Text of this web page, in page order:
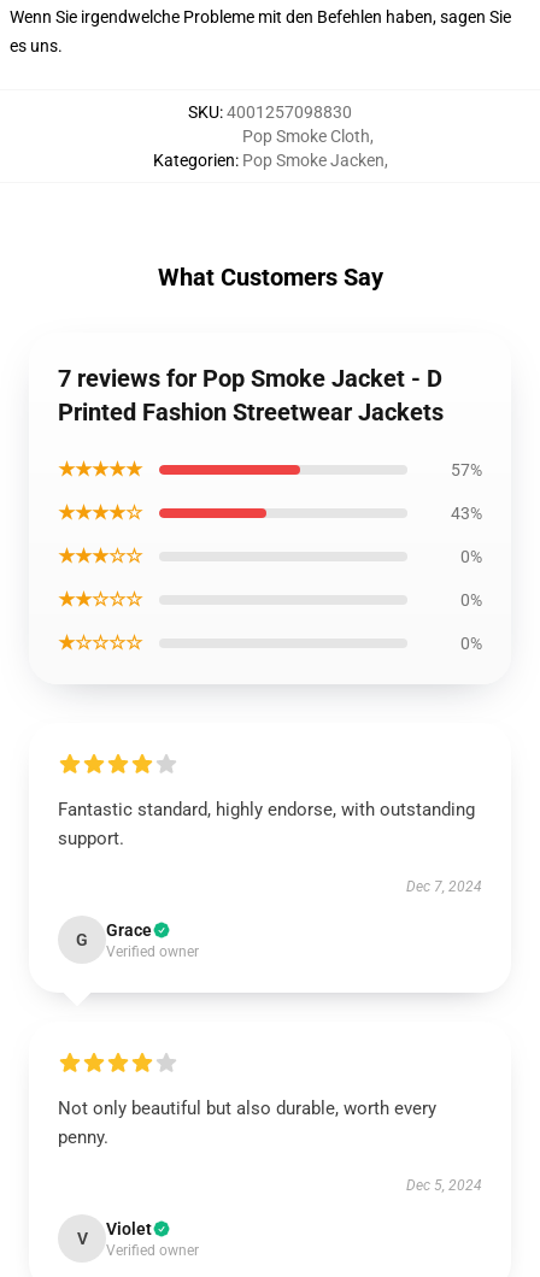
Wenn Sie irgendwelche Probleme mit den Befehlen haben, sagen Sie
es uns.
SKU:4001257098830
Kategorien:
Pop Smoke Cloth,
Pop Smoke Jacken,
What Customers Say
7 reviews for Pop Smoke Jacket - D
Printed Fashion Streetwear Jackets
★★★★★ 57%
★★★★☆ 43%
★★★☆☆ 0%
★★☆☆☆ 0%
★☆☆☆☆ 0%
Fantastic standard, highly endorse, with outstanding
support.
Dec 7, 2024
G Grace
Verified owner
Not only beautiful but also durable, worth every
penny.
Dec 5, 2024
V Violet
Verified owner